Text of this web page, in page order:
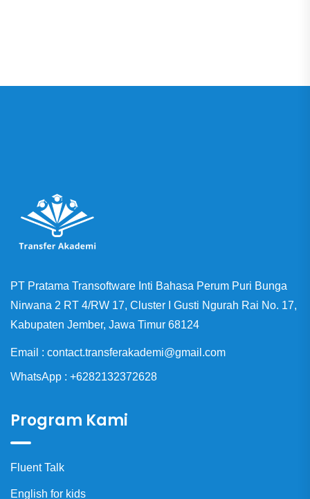
PT Pratama Transoftware Inti Bahasa Perum Puri Bunga
Nirwana 2 RT 4/RW 17, Cluster I Gusti Ngurah Rai No. 17,
Kabupaten Jember, Jawa Timur 68124
Email : contact.transferakademi@gmail.com
WhatsApp : +6282132372628
Program Kami
Fluent Talk
English for kids